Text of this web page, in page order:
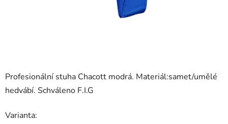
Profesionální stuha Chacott modrá. Materiál:samet/umělé
hedvábí. Schváleno F.I.G
Varianta: